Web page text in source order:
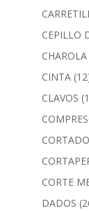
CEPILLO
CHAROLA
CINTA
CLAVOS
CORTE
DADOS